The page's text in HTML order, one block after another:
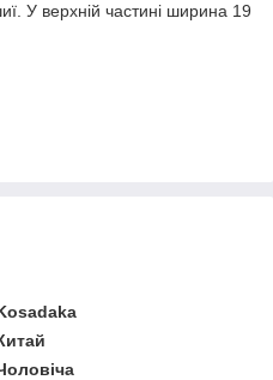
У верхній частині ширина 19